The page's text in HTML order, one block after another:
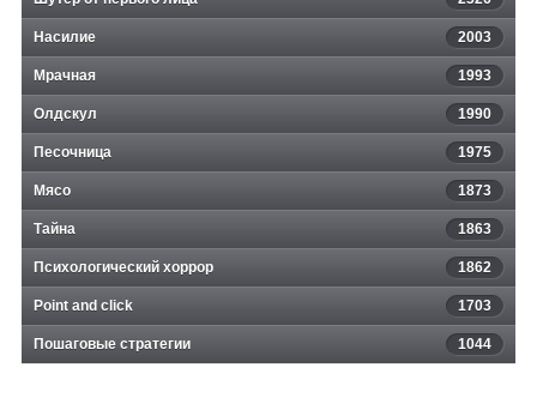
Насилие 2003
Мрачная 1993
Олдскул 1990
Песочница 1975
Мясо 1873
Тайна 1863
Психологический хоррор 1862
Point and click 1703
Пошаговые стратегии 1044